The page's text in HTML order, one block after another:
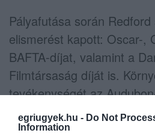
egriugyek.hu - Do Not
Information
Pályafutása során
elismerést kapott: Oscar-,
BAFTA-díjat, valamint a
Filmtársaság díját is.
tevékenységét az